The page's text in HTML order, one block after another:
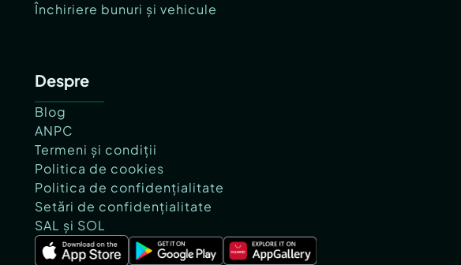
Închiriere bunuri și vehicule
Despre
Blog
ANPC
Termeni și condiții
Politica de cookies
Politica de confidențialitate
Setări de confidențialitate
SAL și SOL